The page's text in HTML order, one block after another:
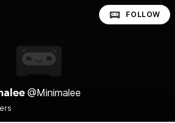
@Minimalee
FOLLOW